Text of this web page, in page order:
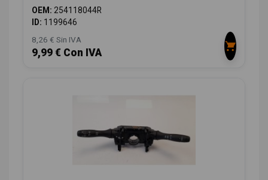
OEM: 254118044R
ID: 1199646
8,26 € Sin IVA
9,99 € Con IVA